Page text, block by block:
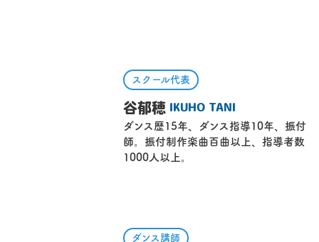
スクール代表
谷郁穂
IKUHO TANI
ダンス歴15年、ダンス指導10年、振付
師。振付制作楽曲百曲以上、指導者数
1000人以上。
ダンス講師